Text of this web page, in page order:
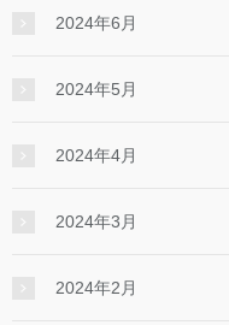
2024年6月
2024年5月
2024年4月
2024年3月
2024年2月